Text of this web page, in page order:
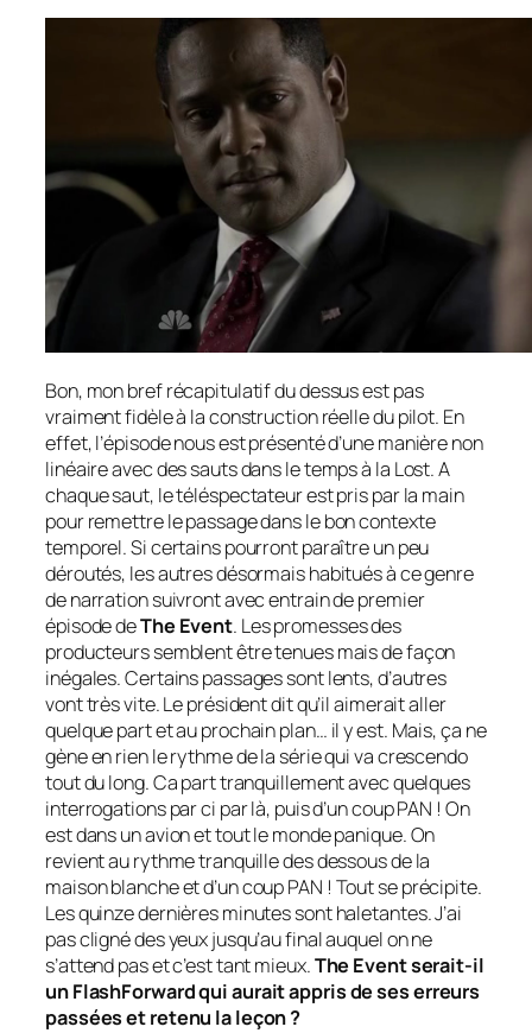
Bon, mon bref récapitulatif du dessus est pas
vraiment fidèle à la construction réelle dupilot. En
effet, l’épisode nous est présenté d’une manière non
linéaire avec des sauts dans le temps à la Lost. A
chaque saut, le téléspectateur est pris par la main
pour remettre le passage dans le bon contexte
temporel. Si certains pourront paraître un peu
déroutés, les autres désormais habitués à ce genre
de narration suivront avec entrain de premier
épisode deThe Event. Les promesses des
producteurs semblent être tenues mais de façon
inégales. Certains passages sont lents, d’autres
vont très vite. Le président dit qu’il aimerait aller
quelque part et au prochain plan… il y est. Mais, ça ne
gène en rien le rythme de la série qui va crescendo
tout du long. Ca part tranquillement avec quelques
interrogations par ci par là, puis d’un coup PAN ! On
est dans un avion et tout le monde panique. On
revient au rythme tranquille des dessous de la
maison blanche et d’un coup PAN ! Tout se précipite.
Les quinze dernières minutes sont haletantes. J’ai
pas cligné des yeux jusqu’au final auquel on ne
s’attend pas et c’est tant mieux.The Event serait-il
un FlashForward qui aurait appris de ses erreurs
passées et retenu la leçon ?